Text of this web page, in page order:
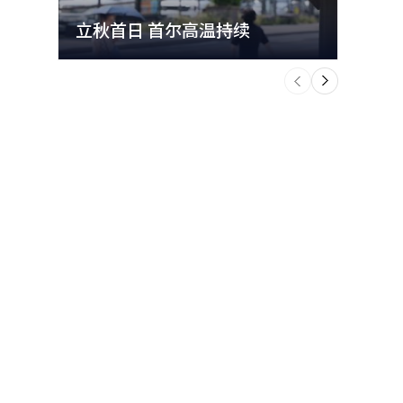
立秋首日 首尔高温持续
下
一
个